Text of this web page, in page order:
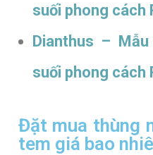
suối phong cách
Dianthus –
suối phong cách
Đặt mua thùng
tem giá bao